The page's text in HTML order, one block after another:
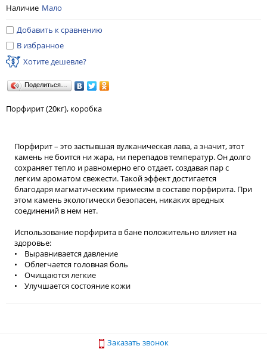
Наличие Мало
Добавить к сравнению
В избранное
Хотите дешевле?
Поделиться…
Порфирит (20кг), коробка
Порфирит – это застывшая вулканическая лава, а значит, этот
камень не боится ни жара, ни перепадов температур. Он долго
сохраняет тепло и равномерно его отдает, создавая пар с
легким ароматом свежести. Такой эффект достигается
благодаря магматическим примесям в составе порфирита. При
этом камень экологически безопасен, никаких вредных
соединений в нем нет.
Использование порфирита в бане положительно влияет на
здоровье:
• Выравнивается давление
• Облегчается головная боль
• Очищаются легкие
• Улучшается состояние кожи
Заказать звонок